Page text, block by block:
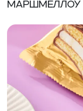
маршмеллоу